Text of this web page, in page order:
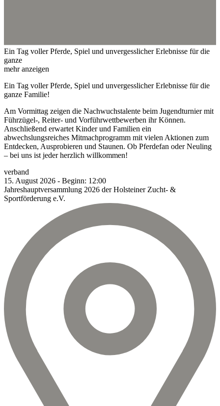
Ein Tag voller Pferde, Spiel und unvergesslicher Erlebnisse für die
ganze
mehr anzeigen
Ein Tag voller Pferde, Spiel und unvergesslicher Erlebnisse für die
ganze Familie!
Am Vormittag zeigen die Nachwuchstalente beim Jugendturnier mit
Führzügel-, Reiter- und Vorführwettbewerben ihr Können.
Anschließend erwartet Kinder und Familien ein
abwechslungsreiches Mitmachprogramm mit vielen Aktionen zum
Entdecken, Ausprobieren und Staunen. Ob Pferdefan oder Neuling
– bei uns ist jeder herzlich willkommen!
verband
15. August 2026 - Beginn: 12:00
Jahreshauptversammlung 2026 der Holsteiner Zucht- &
Sportförderung e.V.